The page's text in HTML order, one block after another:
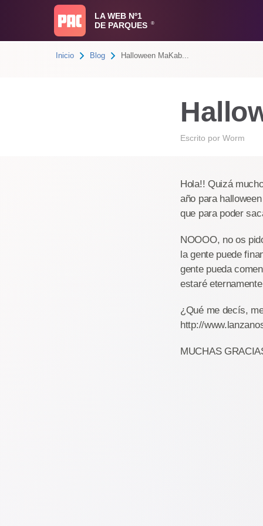
LA WEB Nº1
DE PARQUES
®
Inicio Blog Halloween MaKab...
Escrito por Worm
Hola!! Quizá
año para
que para poder
NOOOO, no os
la gente puede
gente pueda
estaré
¿Qué me decís,
http://
MUCHAS